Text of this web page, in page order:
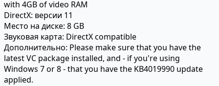
with 4GB of video RAM
DirectX: версии 11
Место на диске: 8 GB
Звуковая карта: DirectX compatible
Дополнительно: Please make sure that you have the
latest VC package installed, and - if you're using
Windows 7 or 8 - that you have the KB4019990 update
applied.